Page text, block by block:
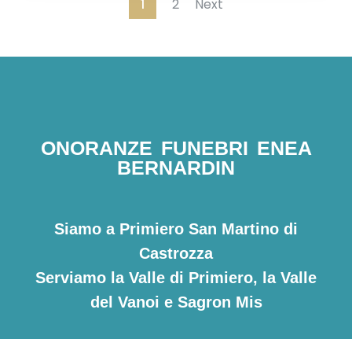
1 2 Next
ONORANZE FUNEBRI ENEA
BERNARDIN
Siamo a Primiero San Martino di
Castrozza
Serviamo la Valle di Primiero, la Valle
del Vanoi e Sagron Mis